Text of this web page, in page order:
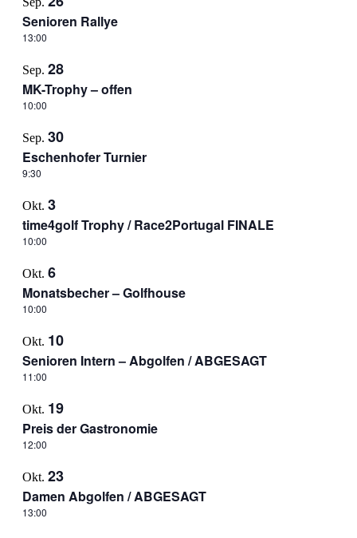
Senioren Rallye
13:00
Sep. 28
MK-Trophy – offen
10:00
Sep. 30
Eschenhofer Turnier
9:30
Okt. 3
time4golf Trophy / Race2Portugal FINALE
10:00
Okt. 6
Monatsbecher – Golfhouse
10:00
Okt. 10
Senioren Intern – Abgolfen / ABGESAGT
11:00
Okt. 19
Preis der Gastronomie
12:00
Okt. 23
Damen Abgolfen / ABGESAGT
13:00